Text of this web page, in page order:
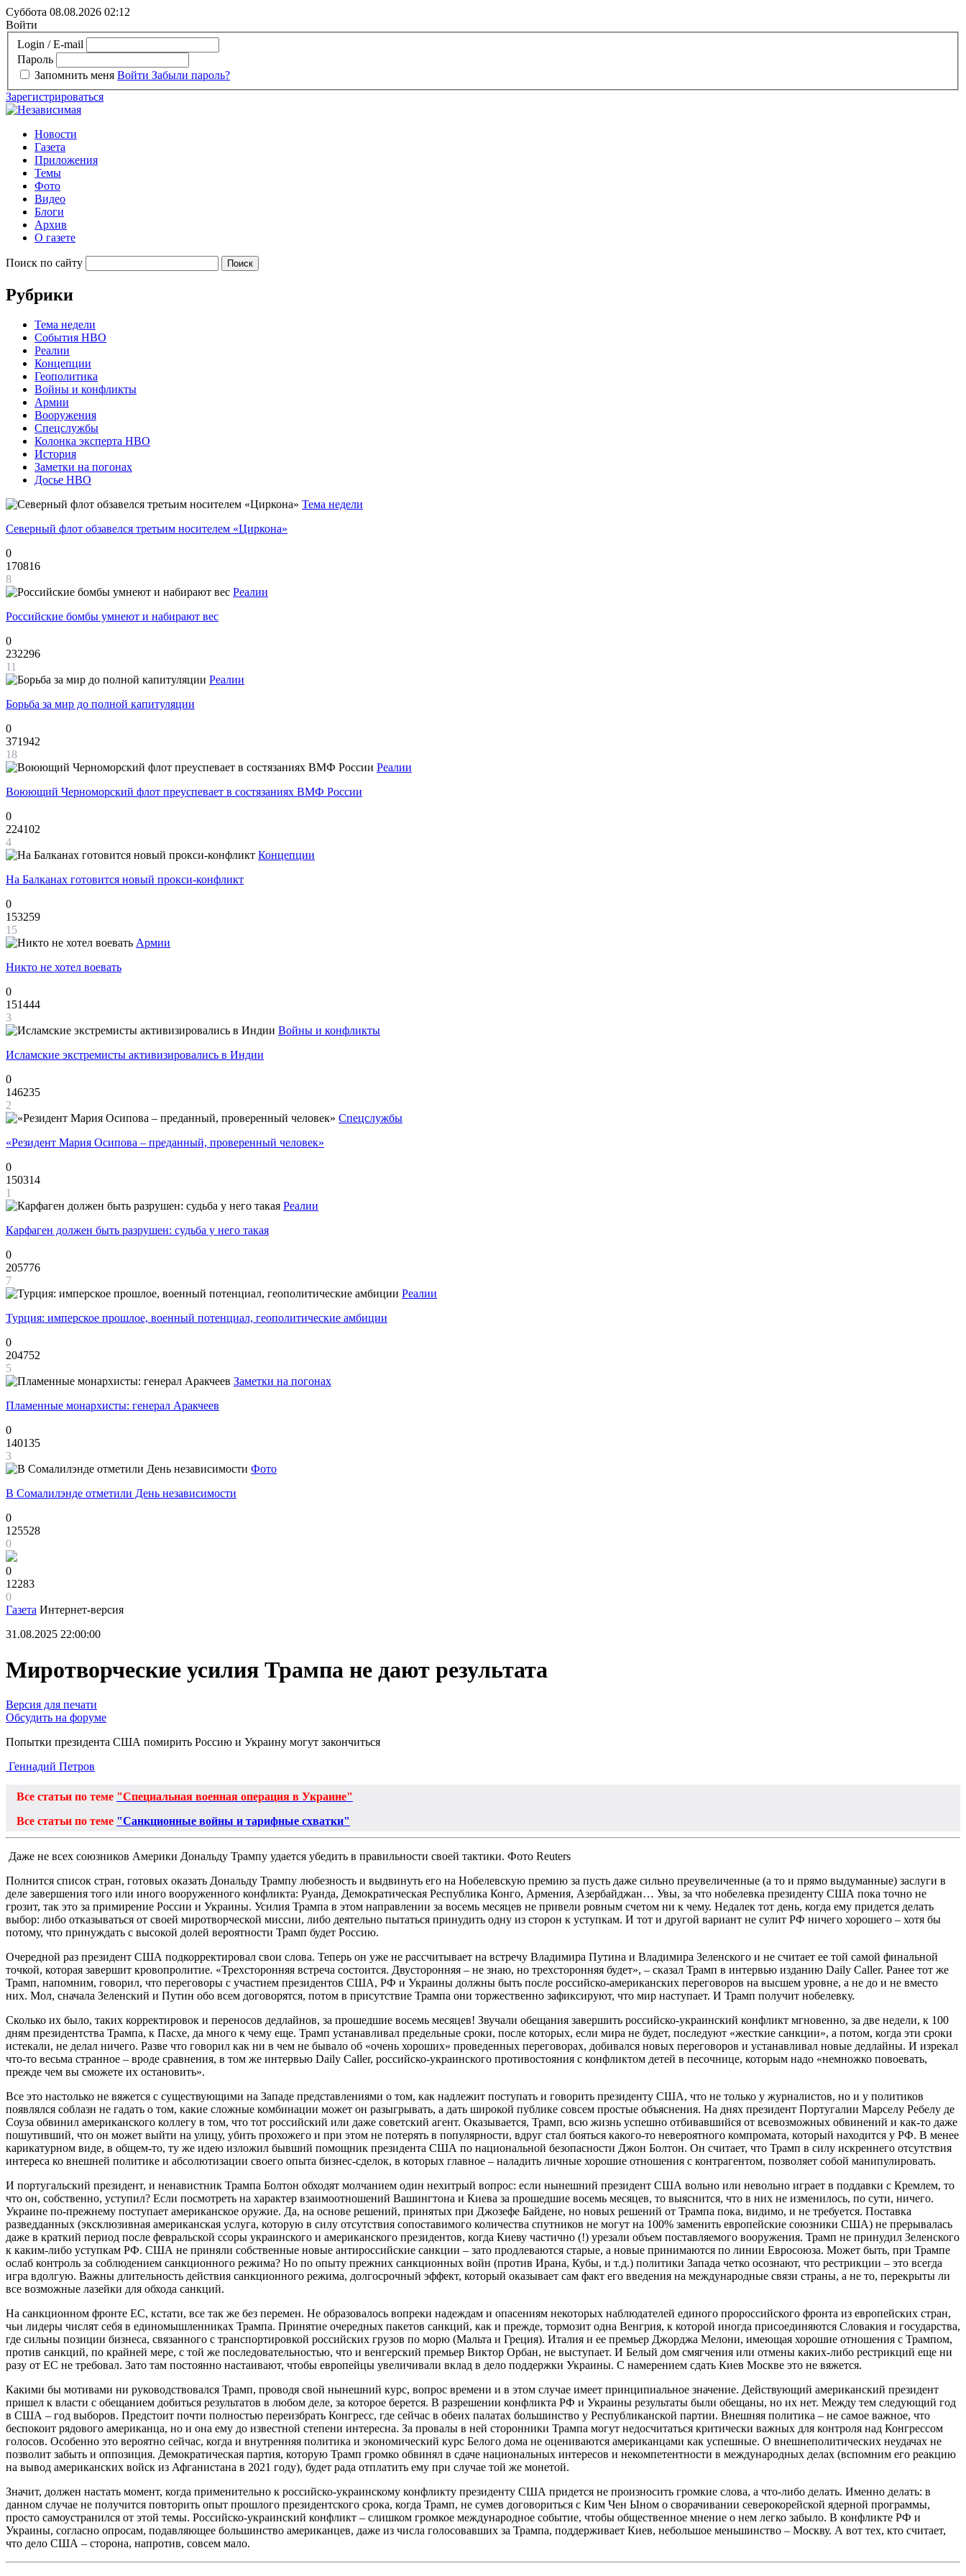
Суббота 08.08.2026 02:12
Войти
Login / E-mail
Пароль
Запомнить меня Войти Забыли пароль?
Зарегистрироваться
Новости
Газета
Приложения
Темы
Фото
Видео
Блоги
Архив
О газете
Поиск по сайту
Рубрики
Тема недели
События НВО
Реалии
Концепции
Геополитика
Войны и конфликты
Армии
Вооружения
Спецслужбы
Колонка эксперта НВО
История
Заметки на погонах
Досье НВО
Тема недели
Северный флот обзавелся третьим носителем «Циркона»
0
170816
8
Реалии
Российские бомбы умнеют и набирают вес
0
232296
11
Реалии
Борьба за мир до полной капитуляции
0
371942
18
Реалии
Воюющий Черноморский флот преуспевает в состязаниях ВМФ России
0
224102
4
Концепции
На Балканах готовится новый прокси-конфликт
0
153259
15
Армии
Никто не хотел воевать
0
151444
3
Войны и конфликты
Исламские экстремисты активизировались в Индии
0
146235
2
Спецслужбы
«Резидент Мария Осипова – преданный, проверенный человек»
0
150314
1
Реалии
Карфаген должен быть разрушен: судьба у него такая
0
205776
7
Реалии
Турция: имперское прошлое, военный потенциал, геополитические амбиции
0
204752
5
Заметки на погонах
Пламенные монархисты: генерал Аракчеев
0
140135
3
Фото
В Сомалилэнде отметили День независимости
0
125528
0
0
12283
0
Газета Интернет-версия
31.08.2025 22:00:00
Миротворческие усилия Трампа не дают результата
Версия для печати
Обсудить на форуме
Попытки президента США помирить Россию и Украину могут закончиться
Геннадий Петров
Все статьи по теме "Специальная военная операция в Украине"
Все статьи по теме "Санкционные войны и тарифные схватки"
Даже не всех союзников Америки Дональду Трампу удается убедить в правильности своей тактики. Фото Reuters
Полнится список стран, готовых оказать Дональду Трампу любезность и выдвинуть его на Нобелевскую премию за пусть даже сильно преувеличенные (а то и прямо выдуманные) заслуги в
деле завершения того или иного вооруженного конфликта: Руанда, Демократическая Республика Конго, Армения, Азербайджан… Увы, за что нобелевка президенту США пока точно не
грозит, так это за примирение России и Украины. Усилия Трампа в этом направлении за восемь месяцев не привели ровным счетом ни к чему. Недалек тот день, когда ему придется делать
выбор: либо отказываться от своей миротворческой миссии, либо деятельно пытаться принудить одну из сторон к уступкам. И тот и другой вариант не сулит РФ ничего хорошего – хотя бы
потому, что принуждать с высокой долей вероятности Трамп будет Россию.
Очередной раз президент США подкорректировал свои слова. Теперь он уже не рассчитывает на встречу Владимира Путина и Владимира Зеленского и не считает ее той самой финальной
точкой, которая завершит кровопролитие. «Трехсторонняя встреча состоится. Двусторонняя – не знаю, но трехсторонняя будет», – сказал Трамп в интервью изданию Daily Caller. Ранее тот же
Трамп, напомним, говорил, что переговоры с участием президентов США, РФ и Украины должны быть после российско-американских переговоров на высшем уровне, а не до и не вместо
них. Мол, сначала Зеленский и Путин обо всем договорятся, потом в присутствие Трампа они торжественно зафиксируют, что мир наступает. И Трамп получит нобелевку.
Сколько их было, таких корректировок и переносов дедлайнов, за прошедшие восемь месяцев! Звучали обещания завершить российско-украинский конфликт мгновенно, за две недели, к 100
дням президентства Трампа, к Пасхе, да много к чему еще. Трамп устанавливал предельные сроки, после которых, если мира не будет, последуют «жесткие санкции», а потом, когда эти сроки
истекали, не делал ничего. Разве что говорил как ни в чем не бывало об «очень хороших» проведенных переговорах, добивался новых переговоров и устанавливал новые дедлайны. И изрекал
что-то весьма странное – вроде сравнения, в том же интервью Daily Caller, российско-украинского противостояния с конфликтом детей в песочнице, которым надо «немножко повоевать,
прежде чем вы сможете их остановить».
Все это настолько не вяжется с существующими на Западе представлениями о том, как надлежит поступать и говорить президенту США, что не только у журналистов, но и у политиков
появлялся соблазн не гадать о том, какие сложные комбинации может он разыгрывать, а дать широкой публике совсем простые объяснения. На днях президент Португалии Марселу Ребелу де
Соуза обвинил американского коллегу в том, что тот российский или даже советский агент. Оказывается, Трамп, всю жизнь успешно отбивавшийся от всевозможных обвинений и как-то даже
пошутивший, что он может выйти на улицу, убить прохожего и при этом не потерять в популярности, вдруг стал бояться какого-то невероятного компромата, который находится у РФ. В менее
карикатурном виде, в общем-то, ту же идею изложил бывший помощник президента США по национальной безопасности Джон Болтон. Он считает, что Трамп в силу искреннего отсутствия
интереса ко внешней политике и абсолютизации своего опыта бизнес-сделок, в которых главное – наладить личные хорошие отношения с контрагентом, позволяет собой манипулировать.
И португальский президент, и ненавистник Трампа Болтон обходят молчанием один нехитрый вопрос: если нынешний президент США вольно или невольно играет в поддавки с Кремлем, то
что он, собственно, уступил? Если посмотреть на характер взаимоотношений Вашингтона и Киева за прошедшие восемь месяцев, то выяснится, что в них не изменилось, по сути, ничего.
Украине по-прежнему поступает американское оружие. Да, на основе решений, принятых при Джозефе Байдене, но новых решений от Трампа пока, видимо, и не требуется. Поставка
разведданных (эксклюзивная американская услуга, которую в силу отсутствия сопоставимого количества спутников не могут на 100% заменить европейские союзники США) не прерывалась
даже в краткий период после февральской ссоры украинского и американского президентов, когда Киеву частично (!) урезали объем поставляемого вооружения. Трамп не принудил Зеленского
к каким-либо уступкам РФ. США не приняли собственные новые антироссийские санкции – зато продлеваются старые, а новые принимаются по линии Евросоюза. Может быть, при Трампе
ослаб контроль за соблюдением санкционного режима? Но по опыту прежних санкционных войн (против Ирана, Кубы, и т.д.) политики Запада четко осознают, что рестрикции – это всегда
игра вдолгую. Важны длительность действия санкционного режима, долгосрочный эффект, который оказывает сам факт его введения на международные связи страны, а не то, перекрыты ли
все возможные лазейки для обхода санкций.
На санкционном фронте ЕС, кстати, все так же без перемен. Не образовалось вопреки надеждам и опасениям некоторых наблюдателей единого пророссийского фронта из европейских стран,
чьи лидеры числят себя в единомышленниках Трампа. Принятие очередных пакетов санкций, как и прежде, тормозит одна Венгрия, к которой иногда присоединяются Словакия и государства,
где сильны позиции бизнеса, связанного с транспортировкой российских грузов по морю (Мальта и Греция). Италия и ее премьер Джорджа Мелони, имеющая хорошие отношения с Трампом,
против санкций, по крайней мере, с той же последовательностью, что и венгерский премьер Виктор Орбан, не выступает. И Белый дом смягчения или отмены каких-либо рестрикций еще ни
разу от ЕС не требовал. Зато там постоянно настаивают, чтобы европейцы увеличивали вклад в дело поддержки Украины. С намерением сдать Киев Москве это не вяжется.
Какими бы мотивами ни руководствовался Трамп, проводя свой нынешний курс, вопрос времени и в этом случае имеет принципиальное значение. Действующий американский президент
пришел к власти с обещанием добиться результатов в любом деле, за которое берется. В разрешении конфликта РФ и Украины результаты были обещаны, но их нет. Между тем следующий год
в США – год выборов. Предстоит почти полностью переизбрать Конгресс, где сейчас в обеих палатах большинство у Республиканской партии. Внешняя политика – не самое важное, что
беспокоит рядового американца, но и она ему до известной степени интересна. За провалы в ней сторонники Трампа могут недосчитаться критически важных для контроля над Конгрессом
голосов. Особенно это вероятно сейчас, когда и внутренняя политика и экономический курс Белого дома не оцениваются американцами как успешные. О внешнеполитических неудачах не
позволит забыть и оппозиция. Демократическая партия, которую Трамп громко обвинял в сдаче национальных интересов и некомпетентности в международных делах (вспомним его реакцию
на вывод американских войск из Афганистана в 2021 году), будет рада отплатить ему при случае той же монетой.
Значит, должен настать момент, когда применительно к российско-украинскому конфликту президенту США придется не произносить громкие слова, а что-либо делать. Именно делать: в
данном случае не получится повторить опыт прошлого президентского срока, когда Трамп, не сумев договориться с Ким Чен Ыном о сворачивании северокорейской ядерной программы,
просто самоустранился от этой темы. Российско-украинский конфликт – слишком громкое международное событие, чтобы общественное мнение о нем легко забыло. В конфликте РФ и
Украины, согласно опросам, подавляющее большинство американцев, даже из числа голосовавших за Трампа, поддерживает Киев, небольшое меньшинство – Москву. А вот тех, кто считает,
что дело США – сторона, напротив, совсем мало.